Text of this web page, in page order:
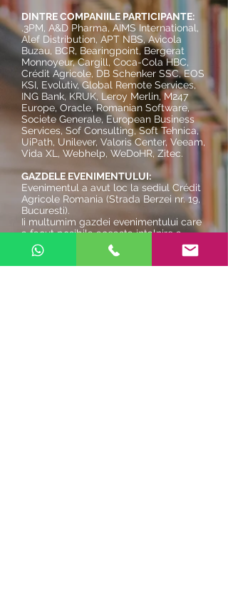
DINTRE COMPANIILE PARTICIPANTE:
.3PM, A&D Pharma, AIMS International,
Alef Distribution, APT NBS, Avicola
Buzau, BCR, Bearingpoint, Bergerat
Monnoyeur, Cargill, Coca-Cola HBC,
Crédit Agricole, DB Schenker SSC, EOS
KSI, Evolutiv, Global Remote Services,
ING Bank, KRUK, Leroy Merlin, M247
Europe, Oracle, Romanian Software,
Societe Generale, European Business
Services, Sof Consulting, Soft Tehnica,
UiPath, Unilever, Valoris Center, Veeam,
Vida XL, Webhelp, WeDoHR, Zitec.
GAZDELE EVENIMENTULUI:
Evenimentul a avut loc la sediul Crédit
Agricole Romania (Strada Berzei nr. 19,
Bucuresti).
Ii multumim gazdei evenimentului care
a facut posibila aceasta intalnire a
membrilor comunitatii:​
Carmen Lazar Monmarché
Head of PR & Communications